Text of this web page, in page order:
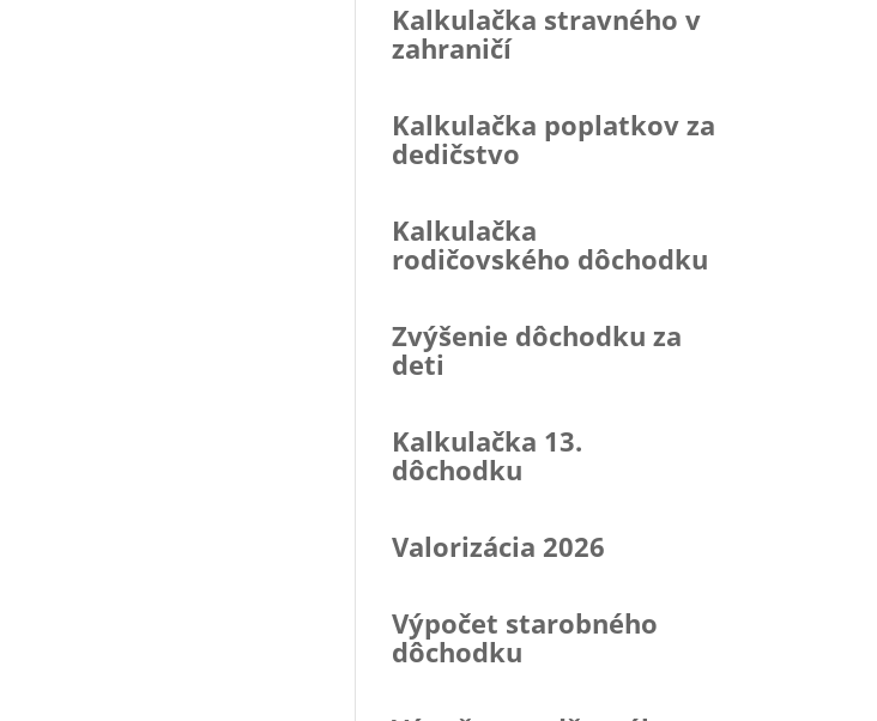
Kalkulačka stravného v
zahraničí
Kalkulačka poplatkov za
dedičstvo
Kalkulačka
rodičovského dôchodku
Zvýšenie dôchodku za
deti
Kalkulačka 13.
dôchodku
Valorizácia 2026
Výpočet starobného
dôchodku